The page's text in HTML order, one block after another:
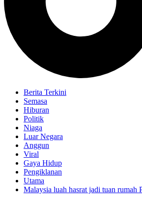
Berita Terkini
Semasa
Hiburan
Politik
Niaga
Luar Negara
Anggun
Viral
Gaya Hidup
Pengiklanan
Utama
Malaysia luah hasrat jadi tuan rumah